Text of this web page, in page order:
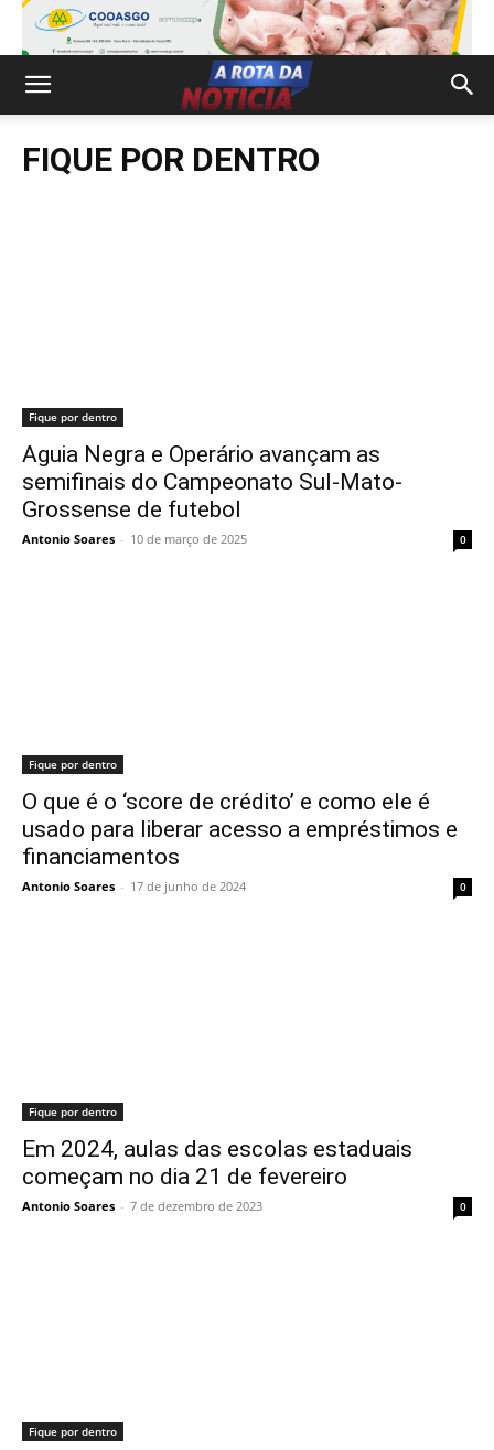
FIQUE POR DENTRO
Fique por dentro
Aguia Negra e Operário avançam as
semifinais do Campeonato Sul-Mato-
Grossense de futebol
Antonio Soares - 10 de março de 2025 0
Fique por dentro
O que é o ‘score de crédito’ e como ele é
usado para liberar acesso a empréstimos e
financiamentos
Antonio Soares - 17 de junho de 2024 0
Fique por dentro
Em 2024, aulas das escolas estaduais
começam no dia 21 de fevereiro
Antonio Soares - 7 de dezembro de 2023 0
Fique por dentro